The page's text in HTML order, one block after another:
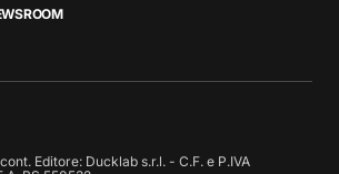
Editore: Ducklab s.r.l. - C.F. e P.IVA